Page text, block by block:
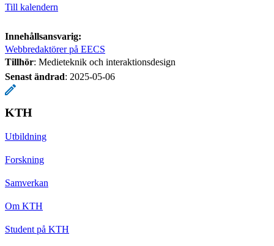
Till kalendern
Innehållsansvarig:
Webbredaktörer på EECS
Tillhör: Medieteknik och interaktionsdesign
Senast ändrad: 2025-05-06
KTH
Utbildning
Forskning
Samverkan
Om KTH
Student på KTH